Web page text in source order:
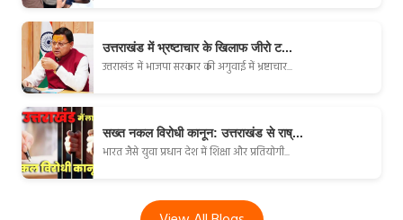
उत्तराखंड में भ्रष्टाचार के खिलाफ जीरो ट...
उत्तराखंड में भाजपा सरकार की अगुवाई में भ्रष्टाचार...
सख्त नकल विरोधी कानून: उत्तराखंड से राष्...
भारत जैसे युवा प्रधान देश में शिक्षा और प्रतियोगी...